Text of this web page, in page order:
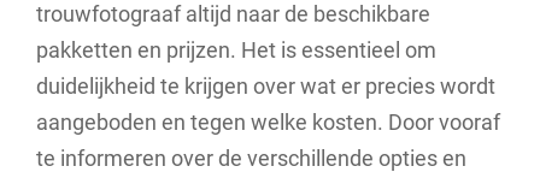
trouwfotograaf altijd naar de beschikbare
pakketten en prijzen. Het is essentieel om
duidelijkheid te krijgen over wat er precies wordt
aangeboden en tegen welke kosten. Door vooraf
te informeren over de verschillende opties en